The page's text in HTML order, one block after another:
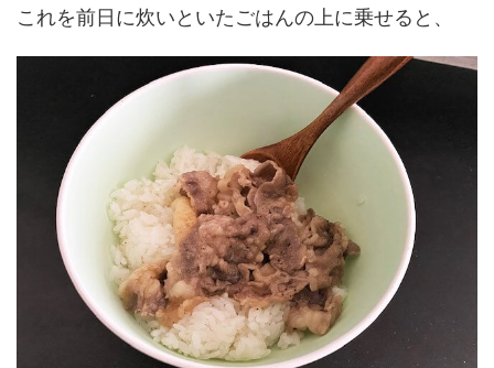
これを前日に炊いといたごはんの上に乗せると、